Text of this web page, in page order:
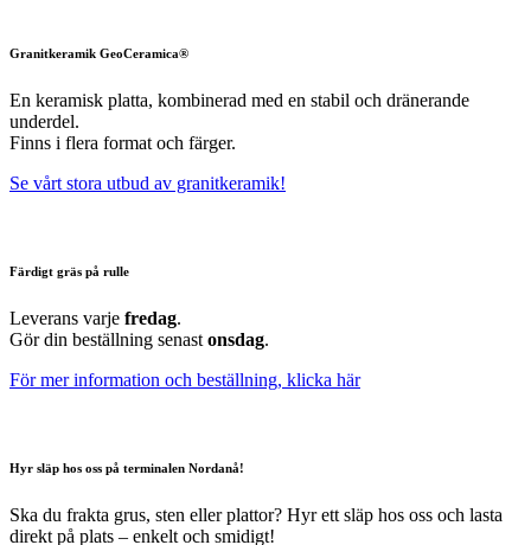
Granitkeramik GeoCeramica®
En keramisk platta, kombinerad med en stabil och dränerande
underdel.
Finns i flera format och färger.
Se vårt stora utbud av granitkeramik!
Färdigt gräs på rulle
Leverans varje fredag.
Gör din beställning senast onsdag.
För mer information och beställning, klicka här
Hyr släp hos oss på terminalen Nordanå!
Ska du frakta grus, sten eller plattor? Hyr ett släp hos oss och lasta
direkt på plats – enkelt och smidigt!